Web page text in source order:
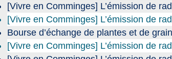
[Vivre en Comminges] L’émission de
[Vivre en Comminges] L’émission de
Bourse d’échange de plantes et de
[Vivre en Comminges] L’émission de